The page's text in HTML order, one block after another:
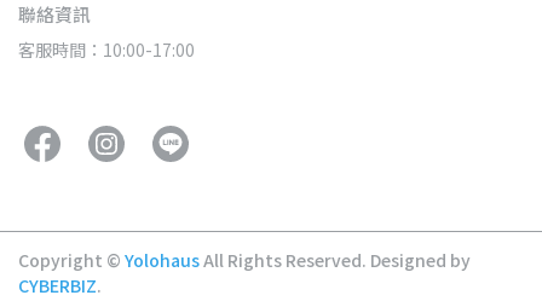
聯絡資訊
客服時間：10:00-17:00
Copyright © YolohausAll Rights Reserved. Designed by
CYBERBIZ.